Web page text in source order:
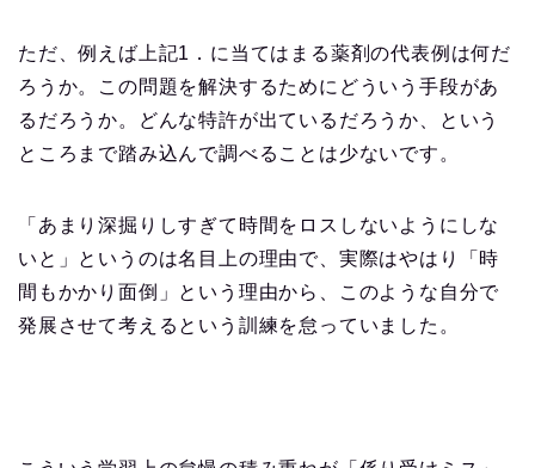
ただ、例えば上記1．に当てはまる薬剤の代表例は何だ
ろうか。この問題を解決するためにどういう手段があ
るだろうか。どんな特許が出ているだろうか、という
ところまで踏み込んで調べることは少ないです。
「あまり深掘りしすぎて時間をロスしないようにしな
いと」というのは名目上の理由で、実際はやはり「時
間もかかり面倒」という理由から、このような自分で
発展させて考えるという訓練を怠っていました。